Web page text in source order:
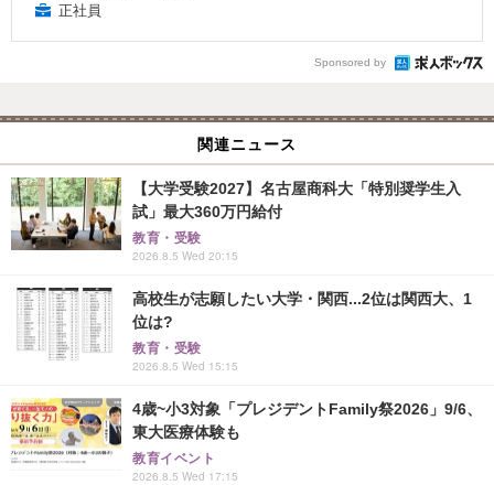
正社員
Sponsored by
関連ニュース
【大学受験2027】名古屋商科大「特別奨学生入
試」最大360万円給付
教育・受験
2026.8.5 Wed 20:15
高校生が志願したい大学・関西...2位は関西大、1
位は?
教育・受験
2026.8.5 Wed 15:15
4歳~小3対象「プレジデントFamily祭2026」9/6、
東大医療体験も
教育イベント
2026.8.5 Wed 17:15